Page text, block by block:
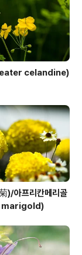
celandine)
)/아프리칸메리골